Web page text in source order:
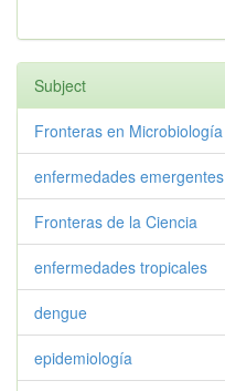
Subject
Fronteras en Microbiología
enfermedades emergentes
Fronteras de la Ciencia
enfermedades tropicales
dengue
epidemiología